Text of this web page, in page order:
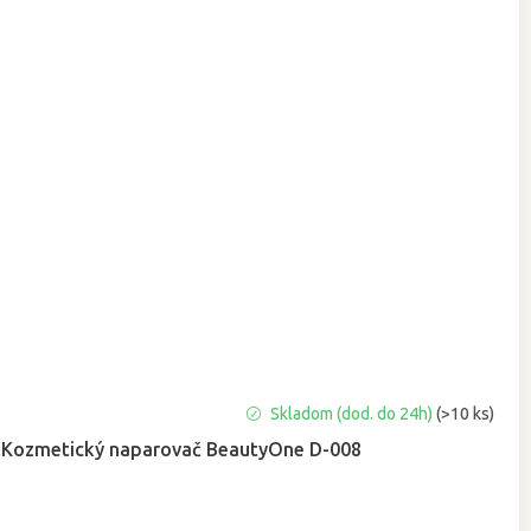
Kozmetický naparovač BeautyOne D-008
hodnotenie
produktu
Skladom (dod. do 24h)(>10 ks)